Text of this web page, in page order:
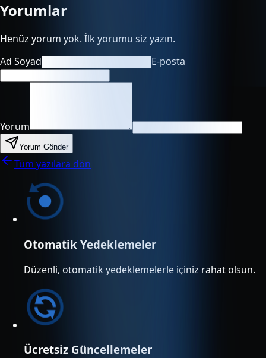
Yorumlar
Henüz yorum yok. İlk yorumu siz yazın.
Ad Soyad
E-posta
Yorum
Yorum Gönder
Tüm yazılara dön
Otomatik Yedeklemeler
Düzenli, otomatik yedeklemelerle içiniz rahat olsun.
Ücretsiz Güncellemeler